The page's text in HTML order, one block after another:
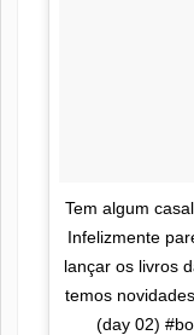
Tem algum
Infelizmente
lançar os livros
temos
(day 02)